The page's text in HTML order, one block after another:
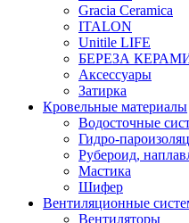
Gracia Ceramica
ITALON
Unitile LIFE
БЕРЕЗА
Аксессуары
Затирка
Кровельные материалы
Водосточные
Гидро-
Рубероид,
Мастика
Шифер
Вентиляционные
Вентиляторы